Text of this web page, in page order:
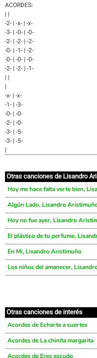
ACORDES:
| |
-2- | -x- | -x-
-3- | -0- | -0-
-2- | -2- | -2-
-0- | -1- | -2-
-0- | -0- | -0-
-2- | -2- | -1-
| |
|
-x- | -x-
-1- | -3-
-0- | -0-
-2- | -0-
-3- | -5-
-3- | -5-
|
Otras canciones de Lisandro
Hoy me hace falta verte bien,
Algún Lado, Lisandro
Hoy no fue ayer, Lisandro
El plástico de tu perfume,
En Mi, Lisandro Aristimuño
Los niños del amanecer,
Otras canciones de interés
Acordes de Echarte a suertes
Acordes de La chinita margarita
Acordes de Eres escudo